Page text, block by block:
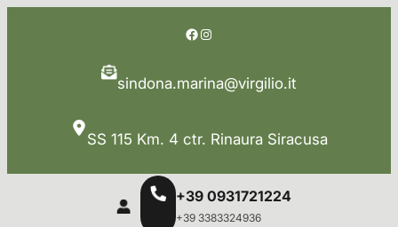
Facebook Instagram
sindona.marina@virgilio.it
SS 115 Km. 4 ctr. Rinaura Siracusa
+39 0931721224
+39 3383324936